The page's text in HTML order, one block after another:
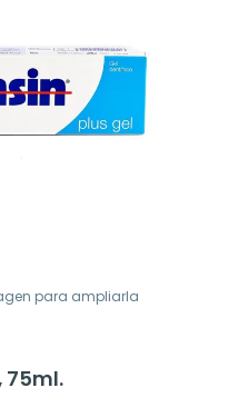
para ampliarla
75ml.